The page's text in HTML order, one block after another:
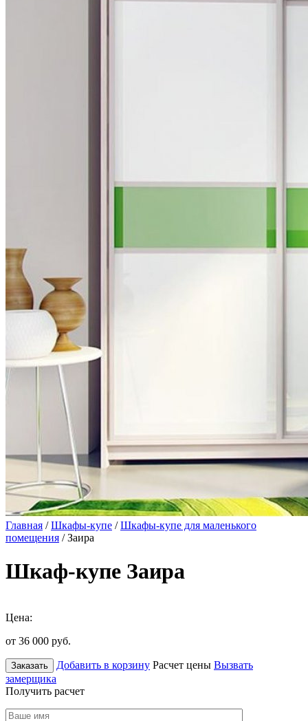
Главная /Шкафы-купе /Шкафы-купе для маленького
помещения / Заира
Шкаф-купе Заира
Цена:
от 36 000 руб.
Заказать Добавить в корзину Расчет цены Вызвать
замерщика
Получить расчет